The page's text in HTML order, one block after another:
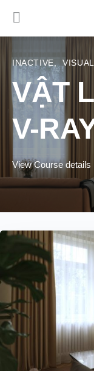
INACTIVE
VẬT
V-
View Course details